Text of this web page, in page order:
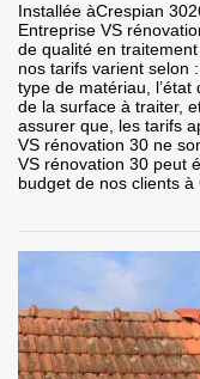
Installée àCrespian
Entreprise VS
de qualité en
nos tarifs varient selon
type de matériau,
de la surface à traiter,
assurer que, les tarifs
VS rénovation 30 ne
VS rénovation 30 peut
budget de nos clients à